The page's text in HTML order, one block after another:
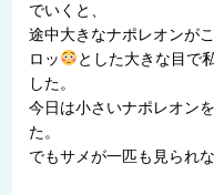
でいくと、
途中大きなナポレオンが
ロッ
とした大きな目で
した。
今日は小さいナポレオン
た。
でもサメが一匹も見られ